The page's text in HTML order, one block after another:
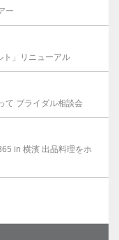
ー
ト」リニューアル
て ブライダル相談会
in 横濱 出品料理をホ